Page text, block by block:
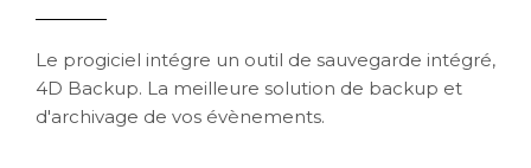
Le progiciel intégre un outil de sauvegarde intégré,
4D Backup. La meilleure solution de backup et
d'archivage de vos évènements.